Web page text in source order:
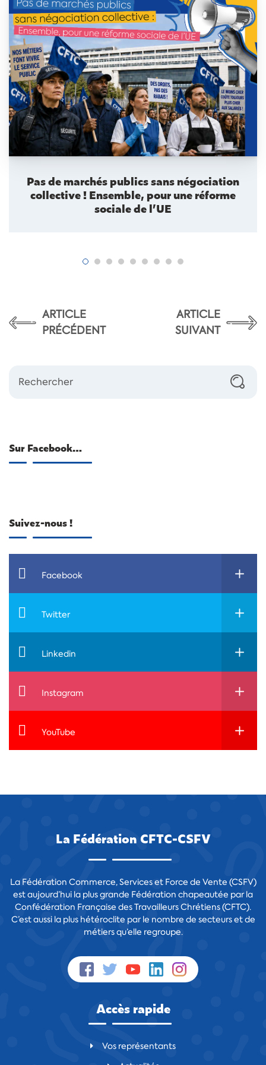
Pas de marchés publics sans négociation
collective ! Ensemble, pour une réforme
sociale de l’UE
ARTICLE
PRÉCÉDENT
ARTICLE
SUIVANT
Sur Facebook…
Suivez-nous !
Facebook
Twitter
Linkedin
Instagram
YouTube
La Fédération CFTC-CSFV
La Fédération Commerce, Services et Force de Vente (CSFV)
est aujourd’hui la plus grande Fédération chapeautée par la
Confédération Française des Travailleurs Chrétiens (CFTC).
C’est aussi la plus hétéroclite par le nombre de secteurs et de
métiers qu’elle regroupe.
Accès rapide
Vos représentants